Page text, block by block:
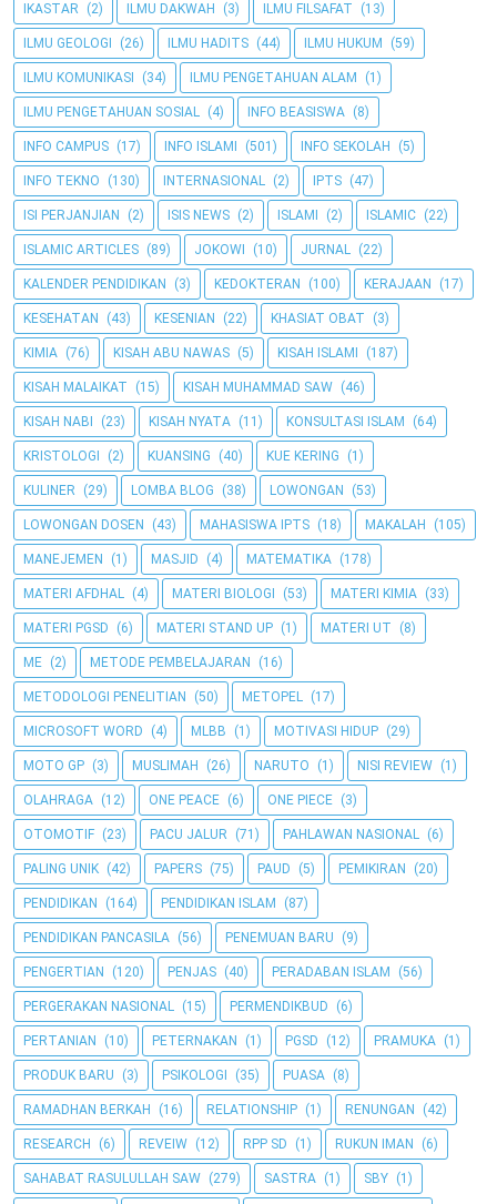
IKASTAR (2) ILMU DAKWAH (3) ILMU FILSAFAT (13)
ILMU GEOLOGI (26) ILMU HADITS (44) ILMU HUKUM (59)
ILMU KOMUNIKASI (34) ILMU PENGETAHUAN ALAM (1)
ILMU PENGETAHUAN SOSIAL (4) INFO BEASISWA (8)
INFO CAMPUS (17) INFO ISLAMI (501) INFO SEKOLAH (5)
INFO TEKNO (130) INTERNASIONAL (2) IPTS (47)
ISI PERJANJIAN (2) ISIS NEWS (2) ISLAMI (2) ISLAMIC (22)
ISLAMIC ARTICLES (89) JOKOWI (10) JURNAL (22)
KALENDER PENDIDIKAN (3) KEDOKTERAN (100) KERAJAAN (17)
KESEHATAN (43) KESENIAN (22) KHASIAT OBAT (3)
KIMIA (76) KISAH ABU NAWAS (5) KISAH ISLAMI (187)
KISAH MALAIKAT (15) KISAH MUHAMMAD SAW (46)
KISAH NABI (23) KISAH NYATA (11) KONSULTASI ISLAM (64)
KRISTOLOGI (2) KUANSING (40) KUE KERING (1)
KULINER (29) LOMBA BLOG (38) LOWONGAN (53)
LOWONGAN DOSEN (43) MAHASISWA IPTS (18) MAKALAH (105)
MANEJEMEN (1) MASJID (4) MATEMATIKA (178)
MATERI AFDHAL (4) MATERI BIOLOGI (53) MATERI KIMIA (33)
MATERI PGSD (6) MATERI STAND UP (1) MATERI UT (8)
ME (2) METODE PEMBELAJARAN (16)
METODOLOGI PENELITIAN (50) METOPEL (17)
MICROSOFT WORD (4) MLBB (1) MOTIVASI HIDUP (29)
MOTO GP (3) MUSLIMAH (26) NARUTO (1) NISI REVIEW (1)
OLAHRAGA (12) ONE PEACE (6) ONE PIECE (3)
OTOMOTIF (23) PACU JALUR (71) PAHLAWAN NASIONAL (6)
PALING UNIK (42) PAPERS (75) PAUD (5) PEMIKIRAN (20)
PENDIDIKAN (164) PENDIDIKAN ISLAM (87)
PENDIDIKAN PANCASILA (56) PENEMUAN BARU (9)
PENGERTIAN (120) PENJAS (40) PERADABAN ISLAM (56)
PERGERAKAN NASIONAL (15) PERMENDIKBUD (6)
PERTANIAN (10) PETERNAKAN (1) PGSD (12) PRAMUKA (1)
PRODUK BARU (3) PSIKOLOGI (35) PUASA (8)
RAMADHAN BERKAH (16) RELATIONSHIP (1) RENUNGAN (42)
RESEARCH (6) REVEIW (12) RPP SD (1) RUKUN IMAN (6)
SAHABAT RASULULLAH SAW (279) SASTRA (1) SBY (1)